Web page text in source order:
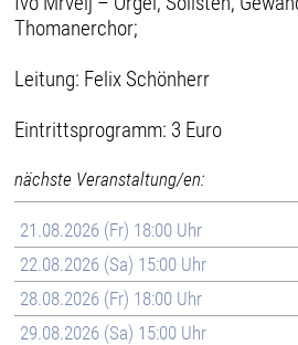
Thomanerchor;
Leitung: Felix Schönherr
Eintrittsprogramm: 3 Euro
nächste Veranstaltung/en:
21.08.2026 (Fr) 18:00 Uhr
22.08.2026 (Sa) 15:00 Uhr
28.08.2026 (Fr) 18:00 Uhr
29.08.2026 (Sa) 15:00 Uhr